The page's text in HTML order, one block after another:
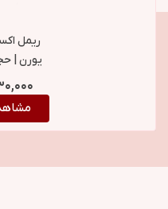
ریمل
یورن |
Lash